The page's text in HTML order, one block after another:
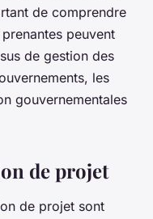
de comprendre
peuvent
de gestion des
les
gouvernementales
de projet
de projet sont